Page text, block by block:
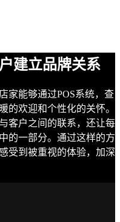
建立品牌关系
家能够通过POS系统，查
的欢迎和个性化的关怀。
客户之间的联系，还让每
的一部分。通过这样的方
受到被重视的体验，加深